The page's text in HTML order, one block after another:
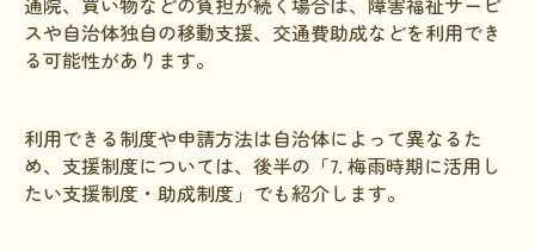
スや自治体独自の移動支援、交通費助成などを利用でき
る可能性があります。
利用できる制度や申請方法は自治体によって異なるた
め、支援制度については、後半の「7. 梅雨時期に活用し
たい支援制度・助成制度」でも紹介します。